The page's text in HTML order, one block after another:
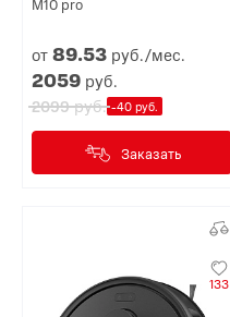
от89.53 руб./мес.
2059 руб.
2099руб. -40 руб.
Заказать
133